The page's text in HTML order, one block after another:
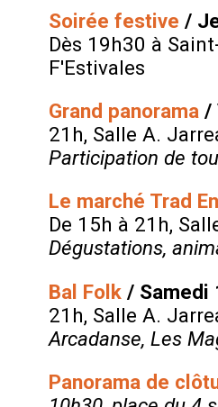
Soirée festive /
Dès 19h30 à
F'Estivales
Grand panorama /
21h, Salle A.
Participation de
Le marché Trad
De 15h à 21h,
Dégustations,
Bal Folk/ Samedi
21h, Salle A.
Arcadanse, Les
Panorama de